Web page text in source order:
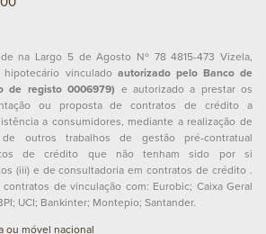
na Largo 5 de Agosto Nº 78 4815-473 Vizela,
vinculado autorizado pelo Banco de
de registo 0006979) e autorizado a prestar os
ou proposta de contratos de crédito a
a consumidores, mediante a realização de
outros trabalhos de gestão pré-contratual
de crédito que não tenham sido por si
(iii) e de consultadoria em contratos de crédito .
de vinculação com: Eurobic; Caixa Geral
UCI; Bankinter; Montepio; Santander.
ou móvel nacional